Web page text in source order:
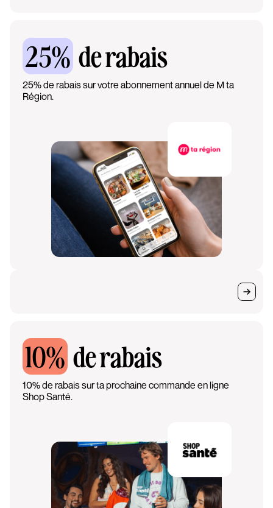
25% de rabais
25% de rabais sur votre abonnement annuel de M ta
Région.
10% de rabais
10% de rabais sur ta prochaine commande en ligne
Shop Santé.